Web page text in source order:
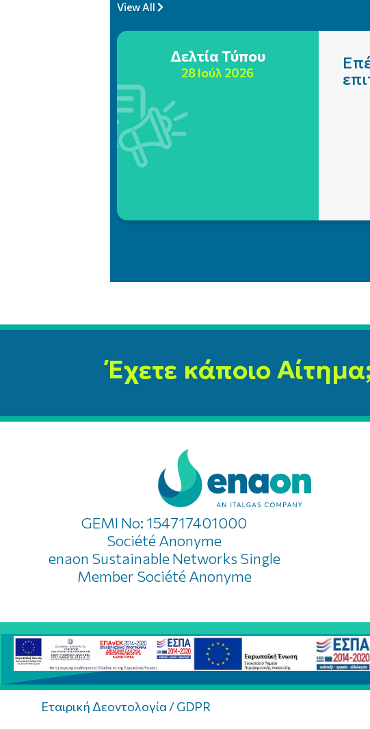
View All
Δελτία Τύπου
28 Ιούλ 2026
Έχετε κάποιο
GEMI No: 154717401000
Société Anonyme
enaon Sustainable Networks Single
Member Société Anonyme
Εταιρική Δεοντολογία / GDPR